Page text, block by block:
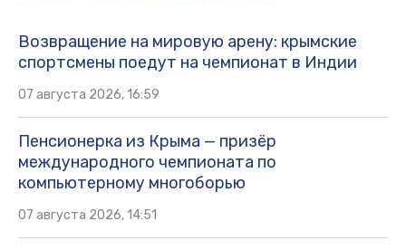
Возвращение на мировую арену: крымские
спортсмены поедут на чемпионат в Индии
07 августа 2026, 16:59
Пенсионерка из Крыма — призёр
международного чемпионата по
компьютерному многоборью
07 августа 2026, 14:51